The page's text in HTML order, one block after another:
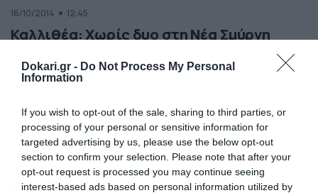
Dokari.gr - Do Not Process My Personal
Information
If you wish to opt-out of the sale, sharing to third parties, or
processing of your personal or sensitive information for
targeted advertising by us, please use the below opt-out
section to confirm your selection. Please note that after your
opt-out request is processed you may continue seeing
interest-based ads based on personal information utilized by
16/10/2014 12:45
Καλλιθέα: Χωρίς δυο στη Νέα Σμύρνη
Η Καλλιθέα έχει αρκετό χρόνο να προετοιμαστεί για το
παιχνίδι με τον Άλιμο, για τη 2η αγωνιστική του
πρωταθλήματος. Δυο είναι τα προβλήματα που
πίσω τους την ήττα (2-0) από τον Ηρακλή Ψαχνών στο
ματς της πρεμιέρας και θέλουν οπωσδήποτε το
τρίποντο προκειμένου να καλύψουν όσο πιο νωρίς […]